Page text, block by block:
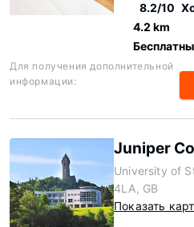
8.2/10
4.2 km
Для получения дополнительной
информации:
Juniper
University of
4LA, GB
Показать